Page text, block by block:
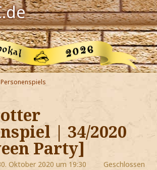
| 34/2020
Party]
Oktober 2020 um 19:30 Geschlossen